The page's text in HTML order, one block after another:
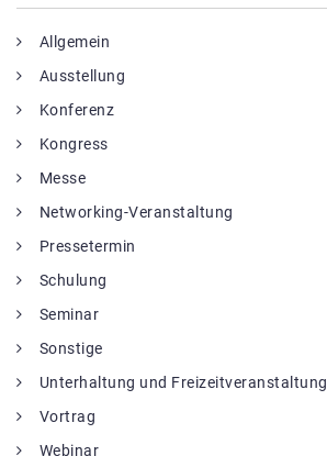
Allgemein
Ausstellung
Konferenz
Kongress
Messe
Networking-Veranstaltung
Pressetermin
Schulung
Seminar
Sonstige
Unterhaltung und Freizeitveranstaltung
Vortrag
Webinar